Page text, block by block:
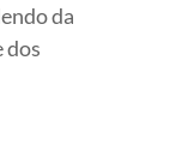
da
dos